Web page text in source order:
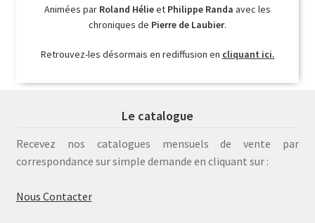
Animées par Roland Hélieet Philippe Randa avec les
chroniques de Pierre de Laubier.
Retrouvez-les désormais en rediffusion en cliquant ici.
Le catalogue
Recevez nos catalogues mensuels de vente par
correspondance sur simple demande en cliquant sur :
Nous Contacter